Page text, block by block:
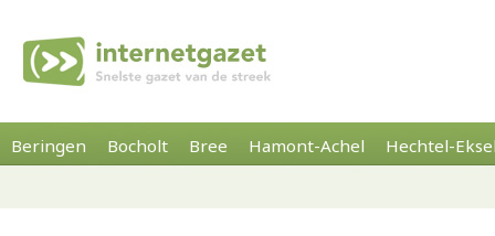
Beringen Bocholt Bree Hamont-Achel Hechtel-